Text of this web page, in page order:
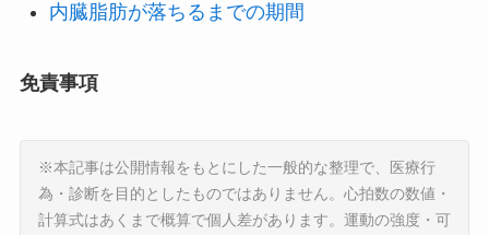
内臓脂肪が落ちるまでの期間
免責事項
※本記事は公開情報をもとにした一般的な整理で、医療行
為・診断を目的としたものではありません。心拍数の数値・
計算式はあくまで概算で個人差があります。運動の強度・可